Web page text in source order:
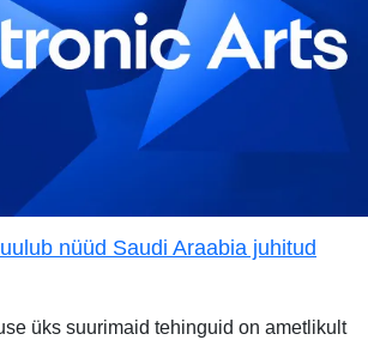
nüüd Saudi Araabia juhitud
üks suurimaid tehinguid on ametlikult